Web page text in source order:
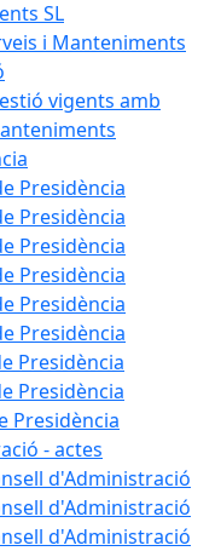
SL
i Manteniments
vigents amb
Presidència
Presidència
Presidència
Presidència
Presidència
Presidència
Presidència
Presidència
Presidència
- actes
d'Administració
d'Administració
d'Administració